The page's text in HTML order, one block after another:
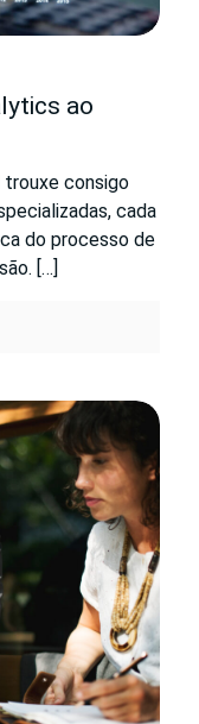
ao
consigo
cada
do processo de
[…]